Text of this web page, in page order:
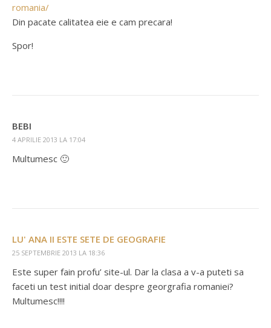
romania/
Din pacate calitatea eie e cam precara!
Spor!
BEBI
4 APRILIE 2013 LA 17:04
Multumesc 🙂
LU' ANA II ESTE SETE DE GEOGRAFIE
25 SEPTEMBRIE 2013 LA 18:36
Este super fain profu’ site-ul. Dar la clasa a v-a puteti sa
faceti un test initial doar despre georgrafia romaniei?
Multumesc!!!!